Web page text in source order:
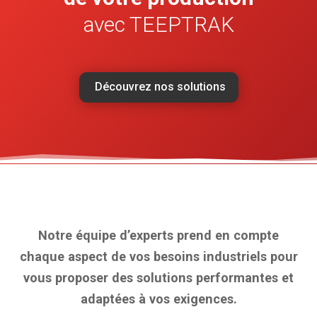
avec TEEPTRAK
Découvrez nos solutions
Notre équipe d’experts prend en compte
chaque aspect de vos besoins industriels pour
vous proposer des solutions performantes et
adaptées à vos exigences.